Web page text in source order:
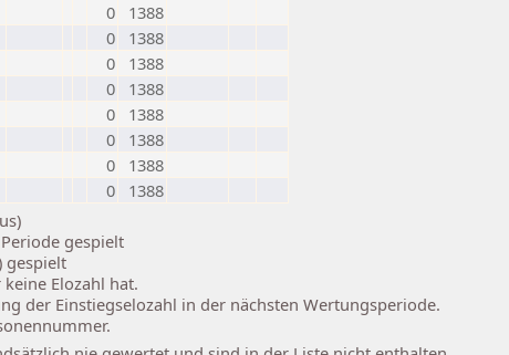
0
1388
0
1388
0
1388
0
1388
0
1388
0
1388
0
1388
0
1388
gespielt
gespielt
Elozahl hat.
der Einstiegselozahl in der nächsten Wertungsperiode.